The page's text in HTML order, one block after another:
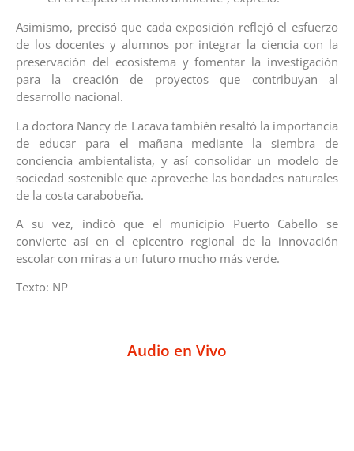
Asimismo, precisó que cada exposición reflejó el esfuerzo
de los docentes y alumnos por integrar la ciencia con la
preservación del ecosistema y fomentar la investigación
para la creación de proyectos que contribuyan al
desarrollo nacional.
La doctora Nancy de Lacava también resaltó la importancia
de educar para el mañana mediante la siembra de
conciencia ambientalista, y así consolidar un modelo de
sociedad sostenible que aproveche las bondades naturales
de la costa carabobeña.
A su vez, indicó que el municipio Puerto Cabello se
convierte así en el epicentro regional de la innovación
escolar con miras a un futuro mucho más verde.
Texto: NP
Audio en Vivo